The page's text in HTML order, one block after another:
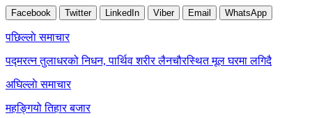
Facebook Twitter LinkedIn Viber Email WhatsApp
Post
navigation
पछिल्लाे समाचार
पद्मरत्न तुलाधरको निधन, पार्थिव शरीर लैनचौरस्थित मूल घरमा लगिदै
अघिल्लाे समाचार
महङ्गियो तिहार बजार